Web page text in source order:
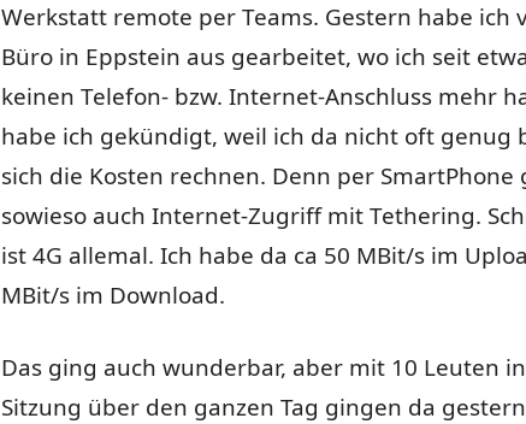
Werkstatt remote per Teams. Gestern habe ich
Büro in Eppstein aus gearbeitet, wo ich seit
keinen Telefon- bzw. Internet-Anschluss mehr
habe ich gekündigt, weil ich da nicht oft genug
sich die Kosten rechnen. Denn per SmartPhone
sowieso auch Internet-Zugriff mit Tethering.
ist 4G allemal. Ich habe da ca 50 MBit/s im
MBit/s im Download.
Das ging auch wunderbar, aber mit 10 Leuten
Sitzung über den ganzen Tag gingen da